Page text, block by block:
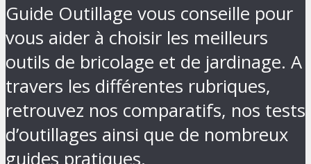
Guide Outillage vous conseille pour
vous aider à choisir les meilleurs
outils de bricolage et de jardinage. A
travers les différentes rubriques,
retrouvez nos comparatifs, nos tests
d’outillages ainsi que de nombreux
guides pratiques.